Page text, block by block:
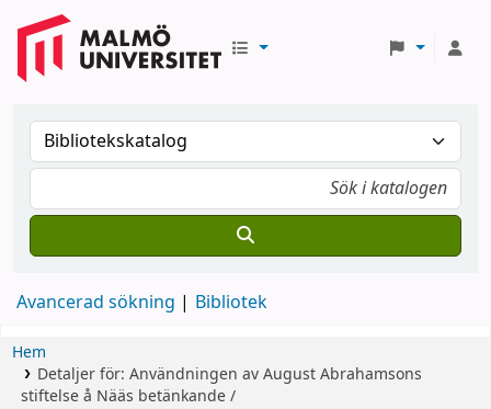
Avancerad sökning Bibliotek
Hem
Detaljer för: Användningen av August Abrahamsons
stiftelse å Nääs betänkande /